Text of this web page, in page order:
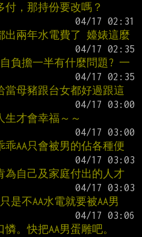
，那持份要改嗎？
出兩年水電費了 嬯婊這麼
負擔一半有什麼問題? 一
當母豬跟台女都好過跟這
生才會幸福～～
AA只會被男的佔各種便
為自己及家庭付出的人才
是不AA水電就要被AA男
。快把AA男蛋雕吧。